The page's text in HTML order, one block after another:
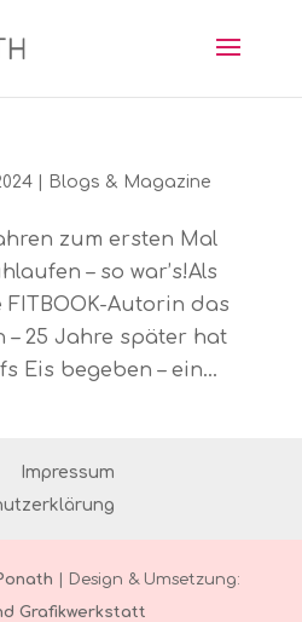
| Blogs & Magazine
zum ersten Mal
– so war’s!Als
Autorin das
– 25 Jahre später hat
Eis begeben – ein...
Impressum
| Design & Umsetzung:
Grafikwerkstatt